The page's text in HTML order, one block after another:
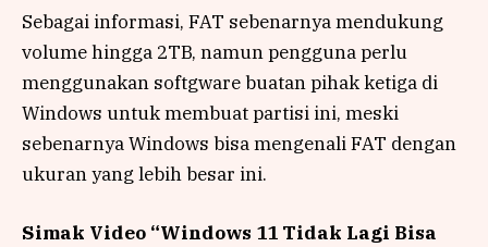
Sebagai informasi, FAT sebenarnya mendukung
volume hingga 2TB, namun pengguna perlu
menggunakan softgware buatan pihak ketiga di
Windows untuk membuat partisi ini, meski
sebenarnya Windows bisa mengenali FAT dengan
ukuran yang lebih besar ini.
Simak Video “Windows 11 Tidak Lagi Bisa